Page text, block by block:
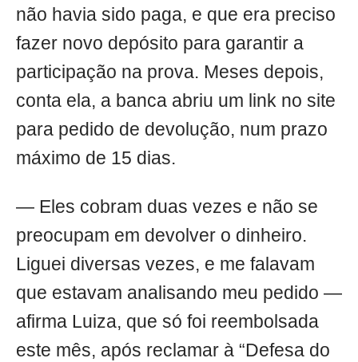
não havia sido paga, e que era preciso
fazer novo depósito para garantir a
participação na prova. Meses depois,
conta ela, a banca abriu um link no site
para pedido de devolução, num prazo
máximo de 15 dias.
— Eles cobram duas vezes e não se
preocupam em devolver o dinheiro.
Liguei diversas vezes, e me falavam
que estavam analisando meu pedido —
afirma Luiza, que só foi reembolsada
este mês, após reclamar à “Defesa do